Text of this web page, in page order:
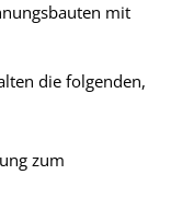
mit
die folgenden,
zum